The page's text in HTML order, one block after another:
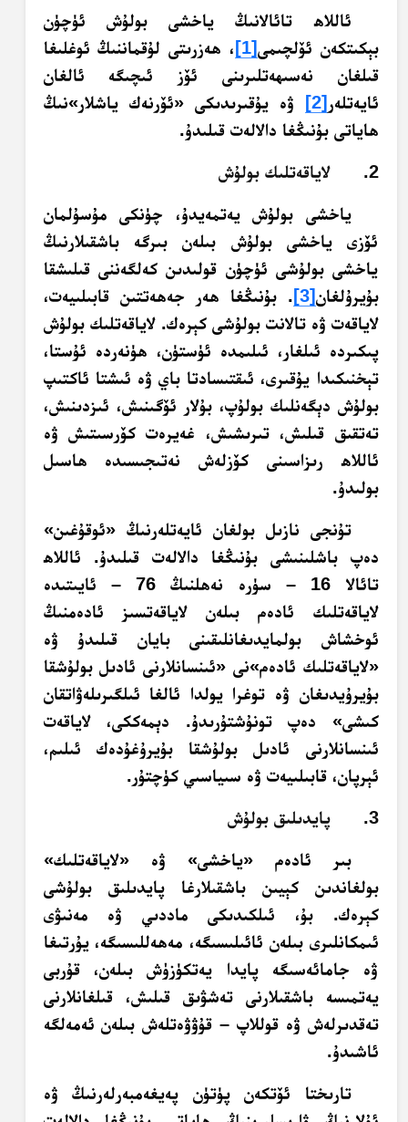
ئاللاھ تائالانىڭ ياخشى بولۇش ئۈچۈن
بېكىتكەن ئۆلچىمى[1]
، ھەزرىتى لۇقماننىڭ ئوغلىغا
قىلغان نەسىھەتلىرىنى ئۆز ئىچىگە ئالغان
ئايەتلەر [2]
ۋە يۇقىرىدىكى «ئۆرنەك ياشلار»نىڭ
ھاياتى بۇنىڭغا دالالەت قىلىدۇ.
2. لاياقەتلىك بولۇش
ياخشى بولۇش يەتمەيدۇ، چۈنكى مۇسۇلمان
ئۆزى ياخشى بولۇش بىلەن بىرگە باشقىلارنىڭ
ياخشى بولۇشى ئۈچۈن قولىدىن كەلگەننى قىلىشقا
بۇيرۇلغان[3]
. بۇنىڭغا ھەر جەھەتتىن قابىلىيەت،
لاياقەت ۋە تالانت بولۇشى كېرەك. لاياقەتلىك بولۇش
پىكىردە ئىلغار، ئىلىمدە ئۈستۈن، ھۈنەردە ئۇستا،
تېخنىكىدا يۇقىرى، ئىقتىسادتا باي ۋە ئىشتا ئاكتىپ
بولۇش دېگەنلىك بولۇپ، بۇلار ئۆگىنىش، ئىزدىنىش،
تەتقىق قىلىش، تىرىشىش، غەيرەت كۆرسىتىش ۋە
ئاللاھ رىزاسىنى كۆزلەش نەتىجىسىدە ھاسىل
بولىدۇ.
تۇنجى نازىل بولغان ئايەتلەرنىڭ «ئوقۇغىن»
دەپ باشلىنىشى بۇنىڭغا دالالەت قىلىدۇ. ئاللاھ
تائالا 16 – سۈرە نەھلنىڭ 76 – ئايىتىدە
لاياقەتلىك ئادەم بىلەن لاياقەتسىز ئادەمنىڭ
ئوخشاش بولمايدىغانلىقىنى بايان قىلىدۇ ۋە
«لاياقەتلىك ئادەم»نى «ئىنسانلارنى ئادىل بولۇشقا
بۇيرۇيدىغان ۋە توغرا يولدا ئالغا ئىلگىرىلەۋاتقان
كىشى» دەپ تونۇشتۇرىدۇ. دېمەككى، لاياقەت
ئىنسانلارنى ئادىل بولۇشقا بۇيرۇغۇدەك ئىلىم،
ئېرپان، قابىلىيەت ۋە سىياسىي كۈچتۇر.
3. پايدىلىق بولۇش
بىر ئادەم «ياخشى» ۋە «لاياقەتلىك»
بولغاندىن كېيىن باشقىلارغا پايدىلىق بولۇشى
كېرەك. بۇ، ئىلكىدىكى ماددىي ۋە مەنىۋى
ئىمكانلىرى بىلەن ئائىلىسىگە، مەھەللىسىگە، يۇرتىغا
ۋە جامائەسىگە پايدا يەتكۈزۈش بىلەن، قۇربى
يەتمىسە باشقىلارنى تەشۋىق قىلىش، قىلغانلارنى
تەقدىرلەش ۋە قوللاپ – قۇۋۋەتلەش بىلەن ئەمەلگە
ئاشىدۇ.
تارىختا ئۆتكەن پۈتۈن پەيغەمبەرلەرنىڭ ۋە